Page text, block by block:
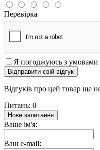
Перевірка
Я погоджуюсь з умовами
Відправити свій відгук
Відгуків про цей товар ще
Питань: 0
Нове запитання
Ваше ім'я:
Ваш e-mail: